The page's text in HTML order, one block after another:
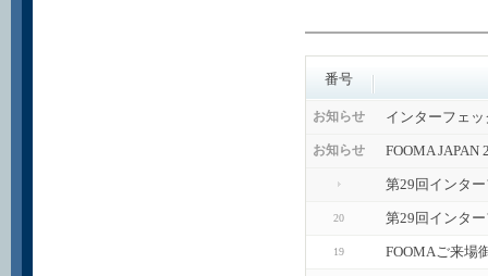
番号
お知らせ インターフェ
お知らせ FOOMA JAPAN
第29回インタ
20 第29回インタ
19 FOOMAご来場